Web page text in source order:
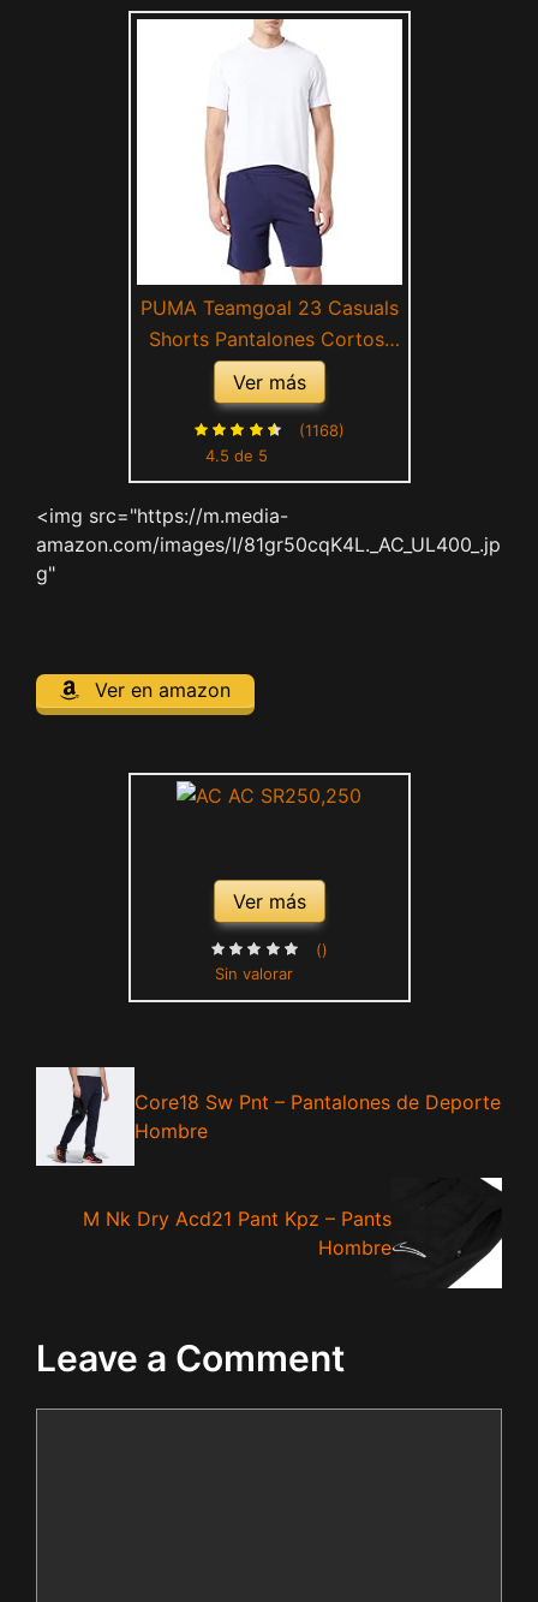
PUMA Teamgoal 23 Casuals
Shorts Pantalones Cortos,
Hombre, Peacoat, M
Ver más
4.5 de 5
(1168)
<img src="https://m.media-
amazon.com/images/I/81gr50cqK4L._AC_UL400_.jp
g"
Ver en amazon
Ver más
Sin valorar
()
Core18 Sw Pnt – Pantalones de Deporte
Hombre
M Nk Dry Acd21 Pant Kpz – Pants
Hombre
Leave a Comment